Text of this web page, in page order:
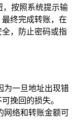
，按照系统提示输
终完成转账，在
，防止密码或指
为一旦地址出现错
挽回的损失。
网络和转账金额可